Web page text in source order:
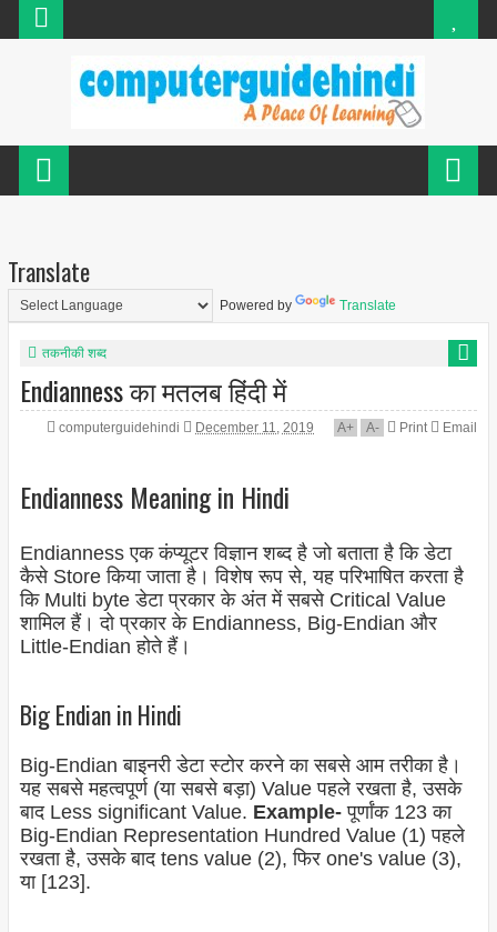
Translate
Powered by Translate
तकनीकी शब्द
Endianness का मतलब हिंदी में
computerguidehindi December 11, 2019 A+ A- Print Email
Endianness Meaning in Hindi
Endianness एक कंप्यूटर विज्ञान शब्द है जो बताता है कि डेटा
कैसे Store किया जाता है। विशेष रूप से, यह परिभाषित करता है
कि Multi byte डेटा प्रकार के अंत में सबसे Critical Value
शामिल हैं। दो प्रकार के Endianness, Big-Endian और
Little-Endian होते हैं।
Big Endian in Hindi
Big-Endian बाइनरी डेटा स्टोर करने का सबसे आम तरीका है।
यह सबसे महत्वपूर्ण (या सबसे बड़ा) Value पहले रखता है, उसके
बाद Less significant Value. Example-पूर्णांक 123 का
Big-Endian Representation Hundred Value (1) पहले
रखता है, उसके बाद tens value (2), फिर one's value (3),
या [123].